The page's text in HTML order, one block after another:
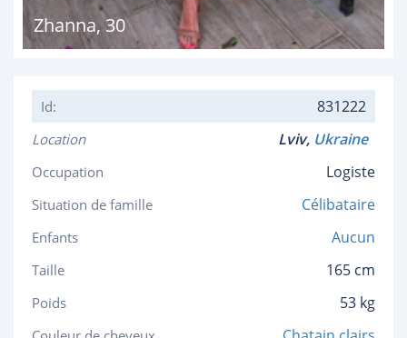
Zhanna, 30
Id: 831222
Location Lviv, Ukraine
Occupation Logiste
Situation de famille Célibataire
Enfants Aucun
Taille 165 cm
Poids 53 kg